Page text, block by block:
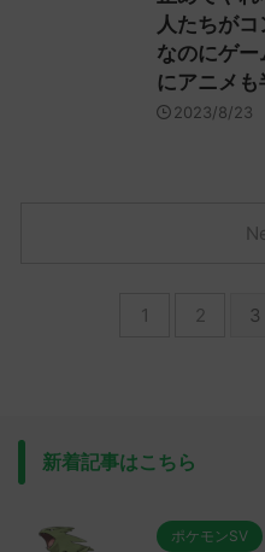
人たちが
なのにゲ
にアニメ
2023/8/23
1 2 3
新着記事はこちら
ポケモンSV